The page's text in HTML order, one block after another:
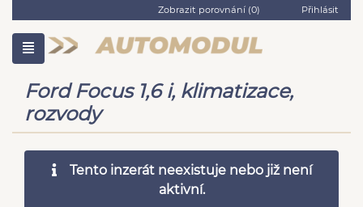
Zobrazit porovnání (0) Přihlásit
Ford Focus 1,6 i, klimatizace,
rozvody
Tento inzerát neexistuje nebo již není
aktivní.